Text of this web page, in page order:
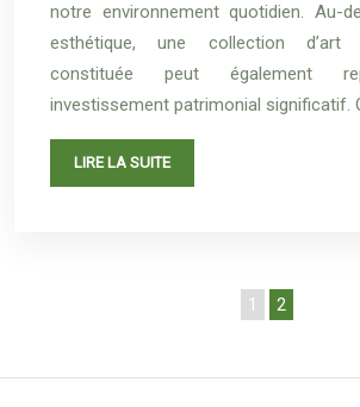
notre environnement quotidien. Au-
esthétique, une collection d’art
constituée peut également
investissement patrimonial significatif.
LIRE LA SUITE
1 2